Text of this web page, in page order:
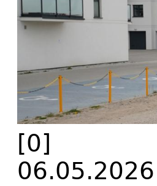
[0]
06.05.2026